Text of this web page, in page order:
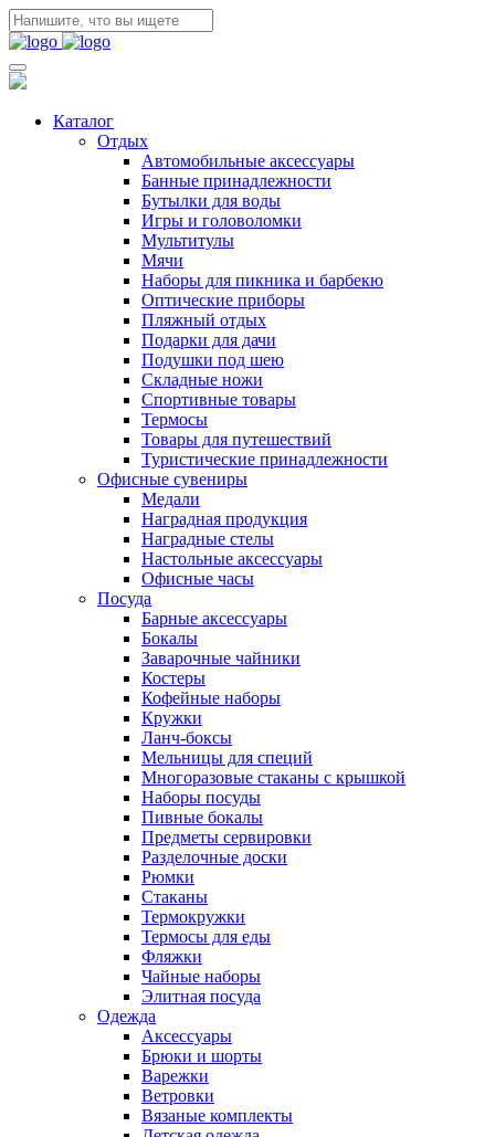
Каталог
Отдых
Автомобильные аксессуары
Банные принадлежности
Бутылки для воды
Игры и головоломки
Мультитулы
Мячи
Наборы для пикника и барбекю
Оптические приборы
Пляжный отдых
Подарки для дачи
Подушки под шею
Складные ножи
Спортивные товары
Термосы
Товары для путешествий
Туристические принадлежности
Офисные сувениры
Медали
Наградная продукция
Наградные стелы
Настольные аксессуары
Офисные часы
Посуда
Барные аксессуары
Бокалы
Заварочные чайники
Костеры
Кофейные наборы
Кружки
Ланч-боксы
Мельницы для специй
Многоразовые стаканы с крышкой
Наборы посуды
Пивные бокалы
Предметы сервировки
Разделочные доски
Рюмки
Стаканы
Термокружки
Термосы для еды
Фляжки
Чайные наборы
Элитная посуда
Одежда
Аксессуары
Брюки и шорты
Варежки
Ветровки
Вязаные комплекты